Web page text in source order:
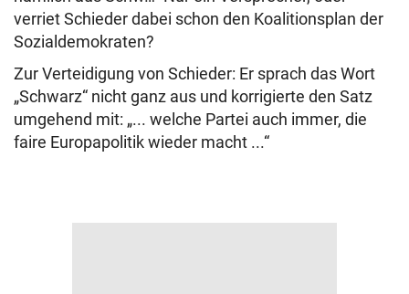
verriet Schieder dabei schon den Koalitionsplan der
Sozialdemokraten?
Zur Verteidigung von Schieder: Er sprach das Wort
„Schwarz“ nicht ganz aus und korrigierte den Satz
umgehend mit: „... welche Partei auch immer, die
faire Europapolitik wieder macht ...“